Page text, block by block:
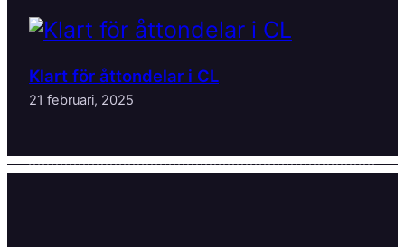
Klart för åttondelar i CL
21 februari, 2025